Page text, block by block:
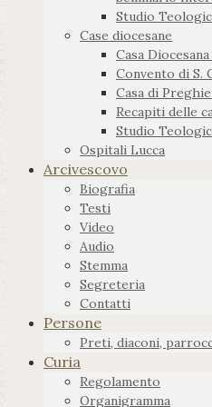
Studio
Case diocesane
Casa
Convento di S.
Casa di
Recapiti delle
Studio
Ospitali Lucca
Arcivescovo
Biografia
Testi
Video
Audio
Stemma
Segreteria
Contatti
Persone
Preti, diaconi,
Curia
Regolamento
Organigramma